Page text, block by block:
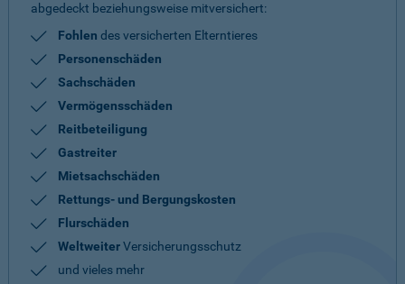
abgedeckt beziehungsweise mitversichert:
Fohlen des versicherten Elterntieres
Personenschäden
Sachschäden
Vermögensschäden
Reitbeteiligung
Gastreiter
Mietsachschäden
Rettungs- und Bergungskosten
Flurschäden
WeltweiterVersicherungsschutz
und vieles mehr